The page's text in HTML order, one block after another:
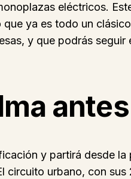
eléctricos.
ya es todo un
y que podrás seguir
y partirá desde
urbano, con